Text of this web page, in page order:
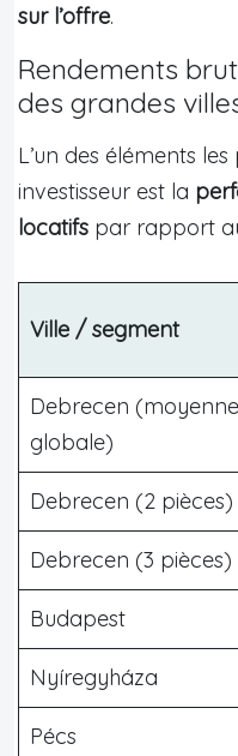
sur l’offre.
Rendements
des grandes
L’un des éléments
investisseur est la
locatifs par rapport
Ville / segment
Debrecen (moyenne
globale)
Debrecen (2 pièces)
Debrecen (3 pièces)
Budapest
Nyíregyháza
Pécs